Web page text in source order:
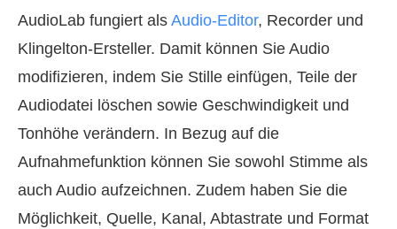
AudioLab fungiert als Audio-Editor, Recorder und
Klingelton-Ersteller. Damit können Sie Audio
modifizieren, indem Sie Stille einfügen, Teile der
Audiodatei löschen sowie Geschwindigkeit und
Tonhöhe verändern. In Bezug auf die
Aufnahmefunktion können Sie sowohl Stimme als
auch Audio aufzeichnen. Zudem haben Sie die
Möglichkeit, Quelle, Kanal, Abtastrate und Format